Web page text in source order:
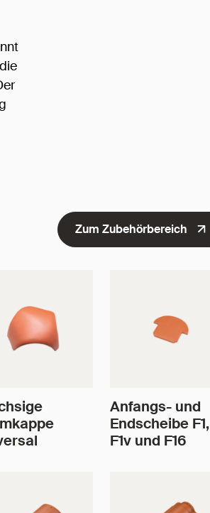
Zum Zubehörbereich
Anfangs- und
Endscheibe F1,
F1v und F16